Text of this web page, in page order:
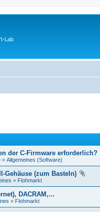
Lab
der C-Firmware erforderlich?
» Allgemeines (Software)
Gehäuse (zum Basteln)
» Flohmarkt
DACRAM,...
» Flohmarkt